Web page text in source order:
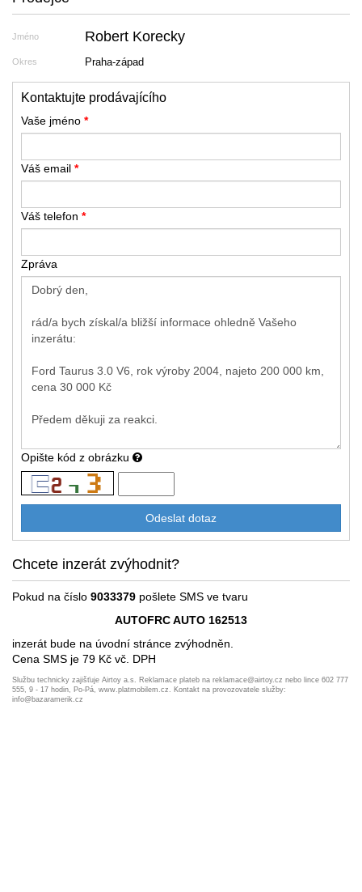
Jméno Robert Korecky
Okres Praha-západ
Kontaktujte prodávajícího
Vaše jméno *
Váš email *
Váš telefon *
Zpráva
Opište kód z obrázku
Chcete inzerát zvýhodnit?
Pokud na číslo 9033379 pošlete SMS ve tvaru
AUTOFRC AUTO 162513
inzerát bude na úvodní stránce zvýhodněn.
Cena SMS je 79 Kč vč. DPH
Službu technicky zajišťuje Airtoy a.s. Reklamace plateb na reklamace@airtoy.cz nebo lince 602 777
555, 9 - 17 hodin, Po-Pá, www.platmobilem.cz. Kontakt na provozovatele služby:
info@bazaramerik.cz